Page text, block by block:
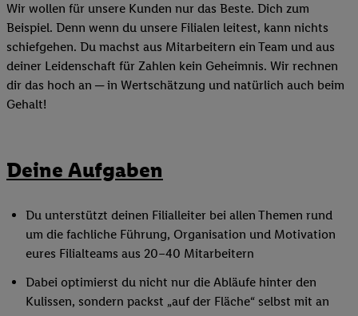
Wir wollen für unsere Kunden nur das Beste. Dich zum
Beispiel. Denn wenn du unsere Filialen leitest, kann nichts
schiefgehen. Du machst aus Mitarbeitern ein Team und aus
deiner Leidenschaft für Zahlen kein Geheimnis. Wir rechnen
dir das hoch an ─ in Wertschätzung und natürlich auch beim
Gehalt!
Deine Aufgaben
Du unterstützt deinen Filialleiter bei allen Themen rund
um die fachliche Führung, Organisation und Motivation
eures Filialteams aus 20–40 Mitarbeitern
Dabei optimierst du nicht nur die Abläufe hinter den
Kulissen, sondern packst „auf der Fläche“ selbst mit an